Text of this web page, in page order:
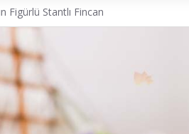
Figürlü Stantlı Fincan